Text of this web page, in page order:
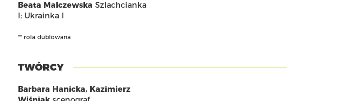
Beata Malczewska Szlachcianka
I; Ukrainka I
** rola dublowana
TWÓRCY
Barbara Hanicka, Kazimierz